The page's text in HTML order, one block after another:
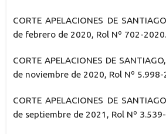
CORTE APELACIONES DE
de febrero de 2020, Rol Nº 702-2020.
CORTE APELACIONES DE
de noviembre de 2020, Rol Nº 5.998-
CORTE APELACIONES DE
de septiembre de 2021, Rol Nº